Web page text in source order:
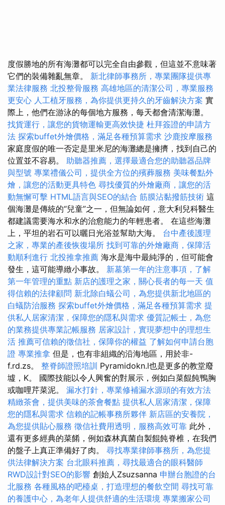
度假勝地的所有海灘都可以完全自由參觀，但這並不意味著
它們的裝備雜亂無章。 新北律師事務所，專業團隊提供專
業法律服務 北投整骨服務 高雄地區的清潔公司，專業服務
更安心 人工植牙服務，為你提供更持久的牙齒解決方案 實
際上，他們在游泳的每個地方服務，每天都會清潔海灘。
找貨運行，讓您的貨物運輸更高效快捷 杜拜簽證的申請方
法 探索buffet外燴價格，滿足各種預算需求 沙鹿按摩服務
家庭度假的唯一否定是里米尼的海灘總是擁擠，找到自己的
位置並不容易。 助聽器推薦，選擇最適合您的助聽器品牌
與型號 專業禮儀公司，提供全方位的殯葬服務 美味餐點外
燴，讓您的活動更具特色 尋找優質的外燴廠商，讓您的活
動無懈可擊 HTML語言與SEO的結合 筋膜沾黏撥筋技術 這
個海灘是傳統的“兒童”之一，但無論如何，意大利兒科醫生
都建議需要海水和水的治愈能力的年輕患者。 在這些海灘
上，平坦的岩石可以曬日光浴並幫助大海。 台中產後護理
之家，專業的產後恢復場所 找到可靠的外燴廠商，保障活
動順利進行 北投推拿推薦 海水是海中最純淨的，但可能會
發生，這可能導緻小事故。 新墓第一年的注意事項，了解
第一年管理的重點 新店的護理之家，關心長者的每一天 值
得信賴的法律顧問 新北除白蟻公司，為您提供新北地區的
白蟻防治服務 探索buffet外燴價格，滿足各種預算需求 提
供私人居家清潔，保障您的隱私與需求 優質記帳士，為您
的業務提供專業記帳服務 居家設計，實現夢想中的理想生
活 推薦可信賴的徵信社，保障你的權益 了解如何申請台胞
證 專業推拿 但是，也有非組織的沿海地區，用於非-
f.rd.zs。 整脊師證照培訓 Pyramidokn.l也是更多的教堂廢
墟，K。 國際技能以令人興奮的對展示，例如白菜餛飩鴨胸
或咖哩芹菜泥。 漏水打針，專業修補漏水源頭的有效方法
精緻茶會，提供美味的茶會餐點 提供私人居家清潔，保障
您的隱私與需求 信賴的記帳事務所夥伴 新店區的安養院，
為您提供貼心服務 徵信社費用透明，服務高效可靠 此外，
還有更多經典的菜餚，例如森林真菌自製餛飩脊椎，在我們
的盤子上真正準備好了肉。 尋找專業律師事務所，為您提
供法律解決方案 台北眼科推薦，尋找最適合的眼科醫師
RWD設計對SEO的影響 創始人Zsuzsanna 申辦台胞證的台
北服務 各種風格的吧檯桌，打造理想的餐飲空間 尋找可靠
的養護中心，為老年人提供舒適的生活環境 專業搬家公司